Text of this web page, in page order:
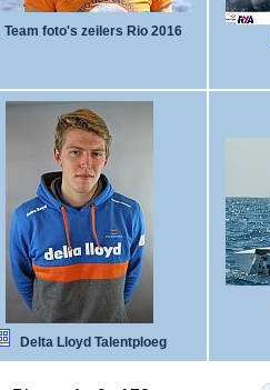
Team foto's zeilers Rio 2016
Delta Lloyd Talentploeg